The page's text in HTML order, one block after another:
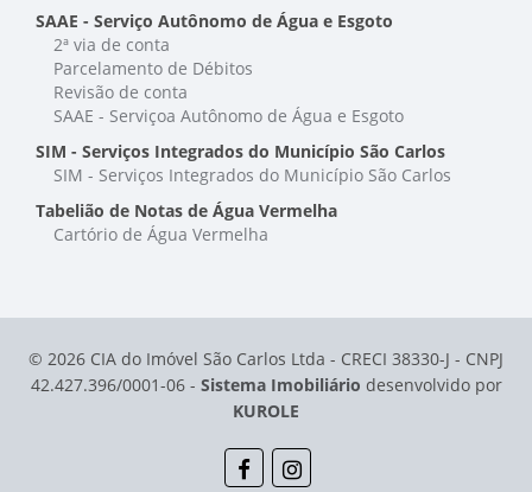
SAAE - Serviço Autônomo de Água e Esgoto
2ª via de conta
Parcelamento de Débitos
Revisão de conta
SAAE - Serviçoa Autônomo de Água e Esgoto
SIM - Serviços Integrados do Município São Carlos
SIM - Serviços Integrados do Município São Carlos
Tabelião de Notas de Água Vermelha
Cartório de Água Vermelha
© 2026 CIA do Imóvel São Carlos Ltda - CRECI 38330-J - CNPJ
42.427.396/0001-06 - Sistema Imobiliário desenvolvido por
KUROLE